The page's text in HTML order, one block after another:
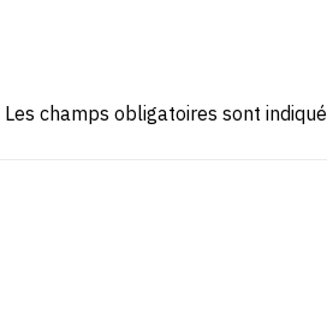
Les champs obligatoires sont